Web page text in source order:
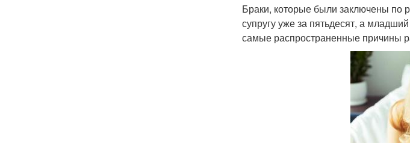
Браки, которые были заключены по
супругу уже за пятьдесят, а
самые распространенные причины